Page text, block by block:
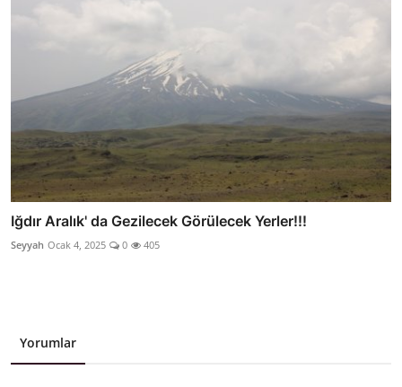
Iğdır Aralık' da Gezilecek Görülecek Yerler!!!
Seyyah Ocak 4, 2025 0 405
Yorumlar